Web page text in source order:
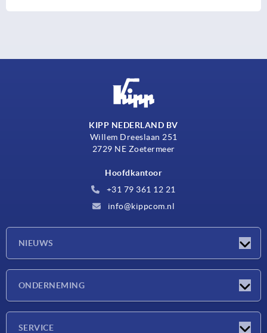
KIPP NEDERLAND BV
Willem Dreeslaan 251
2729 NE Zoetermeer
Hoofdkantoor
+31 79 361 12 21
info@kippcom.nl
NIEUWS
ONDERNEMING
SERVICE